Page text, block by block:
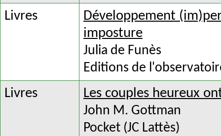
Livres
Développement
imposture
Julia de Funès
Editions de
Livres Les couples heureux
John M. Gottman
Pocket (JC Lattès)